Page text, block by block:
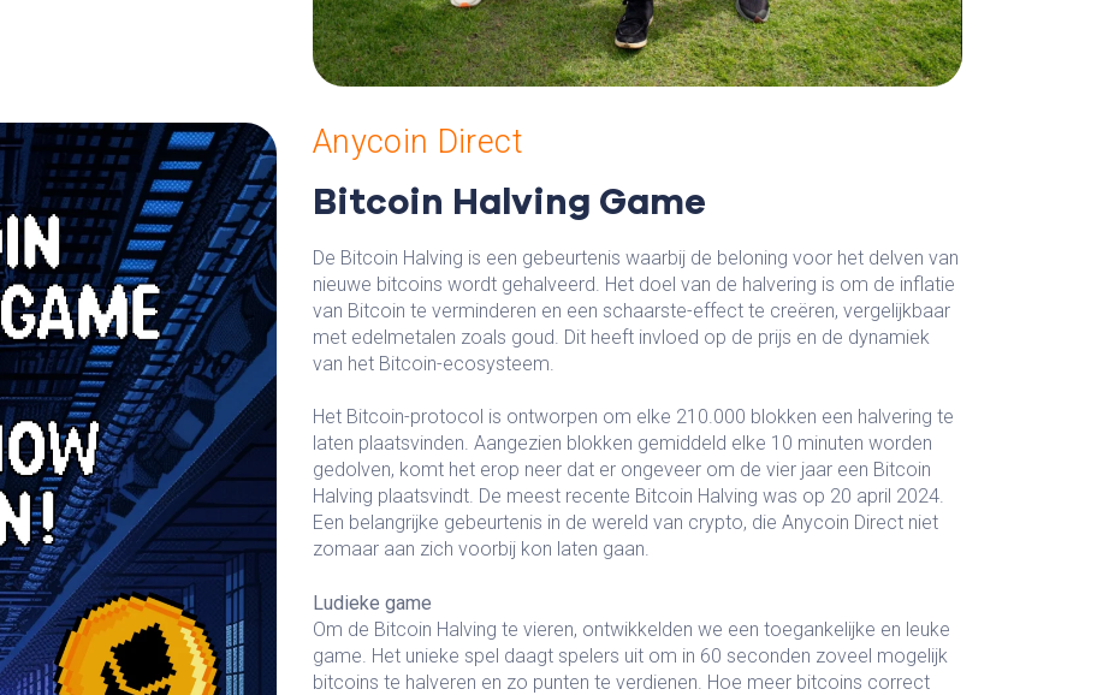
Anycoin Direct
Bitcoin Halving Game
De Bitcoin Halving is een gebeurtenis waarbij de beloning voor het delven van
nieuwe bitcoins wordt gehalveerd. Het doel van de halvering is om de inflatie
van Bitcoin te verminderen en een schaarste-effect te creëren, vergelijkbaar
met edelmetalen zoals goud. Dit heeft invloed op de prijs en de dynamiek
van het Bitcoin-ecosysteem.
Het Bitcoin-protocol is ontworpen om elke 210.000 blokken een halvering te
laten plaatsvinden. Aangezien blokken gemiddeld elke 10 minuten worden
gedolven, komt het erop neer dat er ongeveer om de vier jaar een Bitcoin
Halving plaatsvindt. De meest recente Bitcoin Halving was op 20 april 2024.
Een belangrijke gebeurtenis in de wereld van crypto, die Anycoin Direct niet
zomaar aan zich voorbij kon laten gaan.
Ludieke game
Om de Bitcoin Halving te vieren, ontwikkelden we een toegankelijke en leuke
game. Het unieke spel daagt spelers uit om in 60 seconden zoveel mogelijk
bitcoins te halveren en zo punten te verdienen. Hoe meer bitcoins correct